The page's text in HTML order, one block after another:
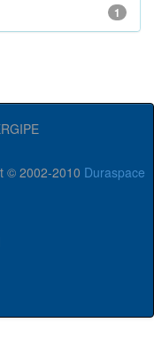
1
© 2002-2010 Duraspace